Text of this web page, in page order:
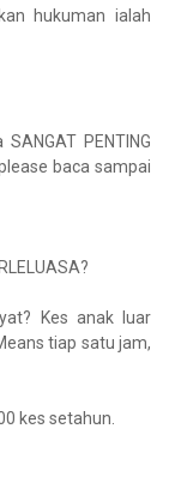
hukuman ialah
PENTING
baca sampai
Kes anak luar
tiap satu jam,
kes setahun.